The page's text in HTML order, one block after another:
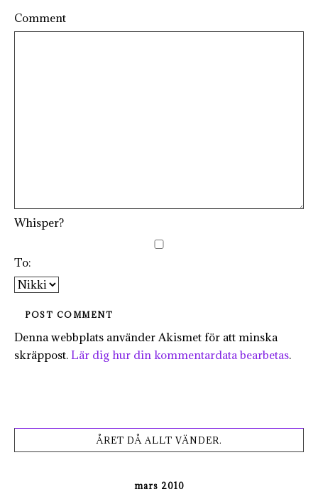
Comment
Whisper?
To:
Denna webbplats använder Akismet för att minska
skräppost. Lär dig hur din kommentardata bearbetas.
ÅRET DÅ ALLT VÄNDER.
mars 2010